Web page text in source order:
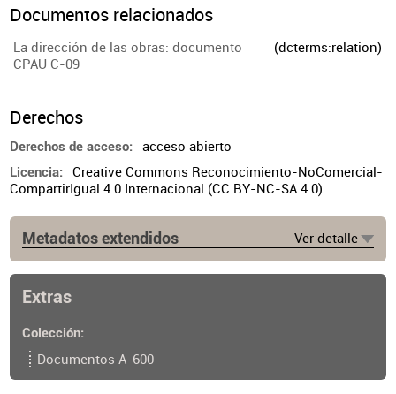
Documentos relacionados
La dirección de las obras: documento
CPAU C-09
(dcterms:relation)
Derechos
Derechos de acceso acceso abierto
Licencia
Creative Commons Reconocimiento-NoComercial-
CompartirIgual 4.0 Internacional (CC BY-NC-SA 4.0)
Metadatos extendidos Ver detalle
2a. ed.
Lugar de publicación
https://cpau.opac.com.ar/pergamo/documento.php?
ui=1&recno=30267&id=CPAU.1.30267
Extras
Colección
Documentos A-600